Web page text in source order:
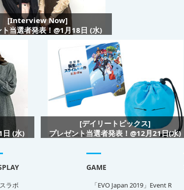
[Interview Now]
ト当選者発表！@1月18日 (水)
日 (水)
[デイリートピックス]
プレゼント当選者発表！@12月21日(水)
ラボ
GAME
「EVO Japan 2019」Event R